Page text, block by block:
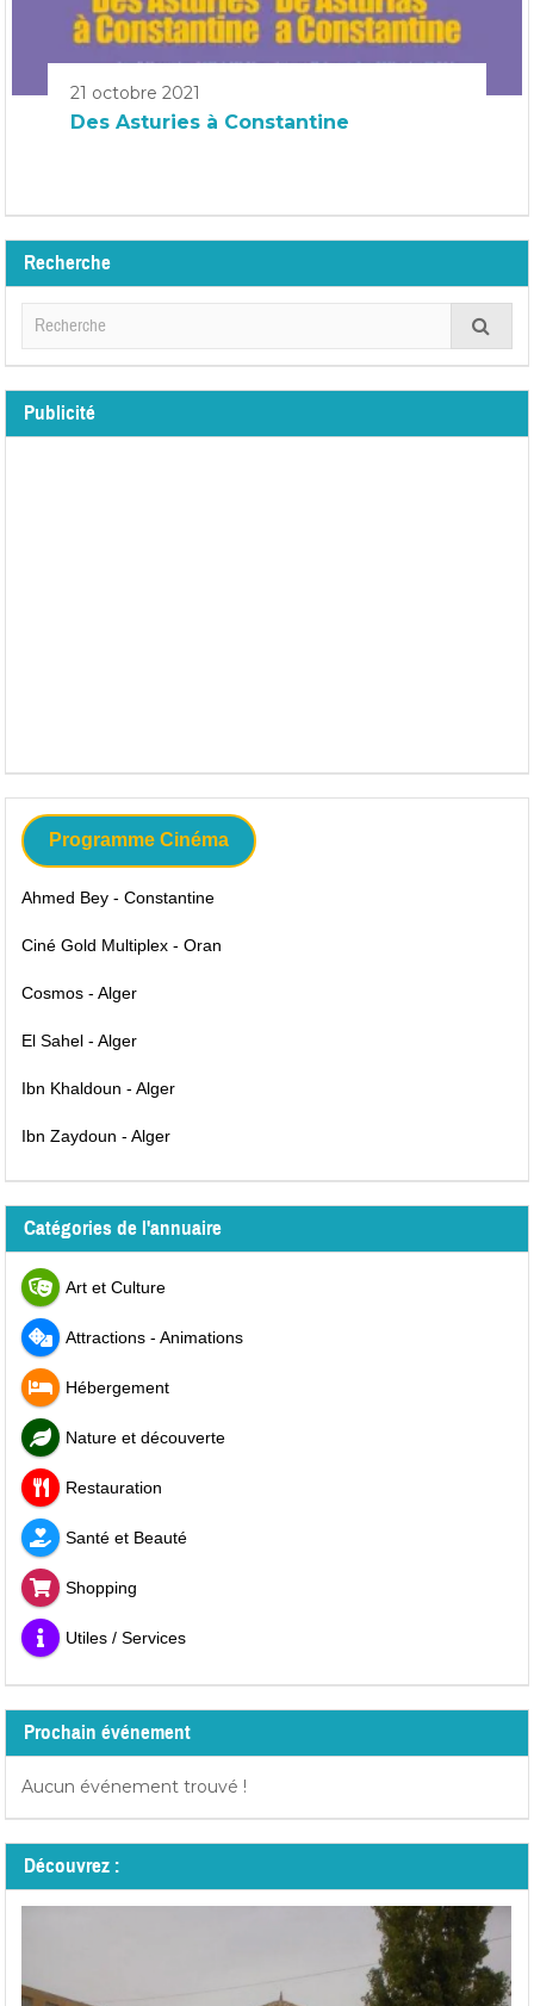
21 octobre 2021
Des Asturies à Constantine
Recherche
Publicité
Programme Cinéma
Ahmed Bey - Constantine
Ciné Gold Multiplex - Oran
Cosmos - Alger
El Sahel - Alger
Ibn Khaldoun - Alger
Ibn Zaydoun - Alger
Catégories de l'annuaire
Art et Culture
Attractions - Animations
Hébergement
Nature et découverte
Restauration
Santé et Beauté
Shopping
Utiles / Services
Prochain événement
Aucun événement trouvé !
Découvrez :